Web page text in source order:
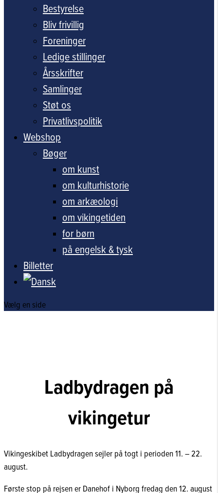
Bestyrelse
Bliv frivillig
Foreninger
Ledige stillinger
Årsskrifter
Samlinger
Støt os
Privatlivspolitik
Webshop
Bøger
om kunst
om kulturhistorie
om arkæologi
om vikingetiden
for børn
på engelsk & tysk
Billetter
Vælg en side
Ladbydragen på
vikingetur
Vikingeskibet Ladbydragen sejler på togt i perioden 11. – 22.
august.
Første stop på rejsen er Danehof i Nyborg fredag den 12. august